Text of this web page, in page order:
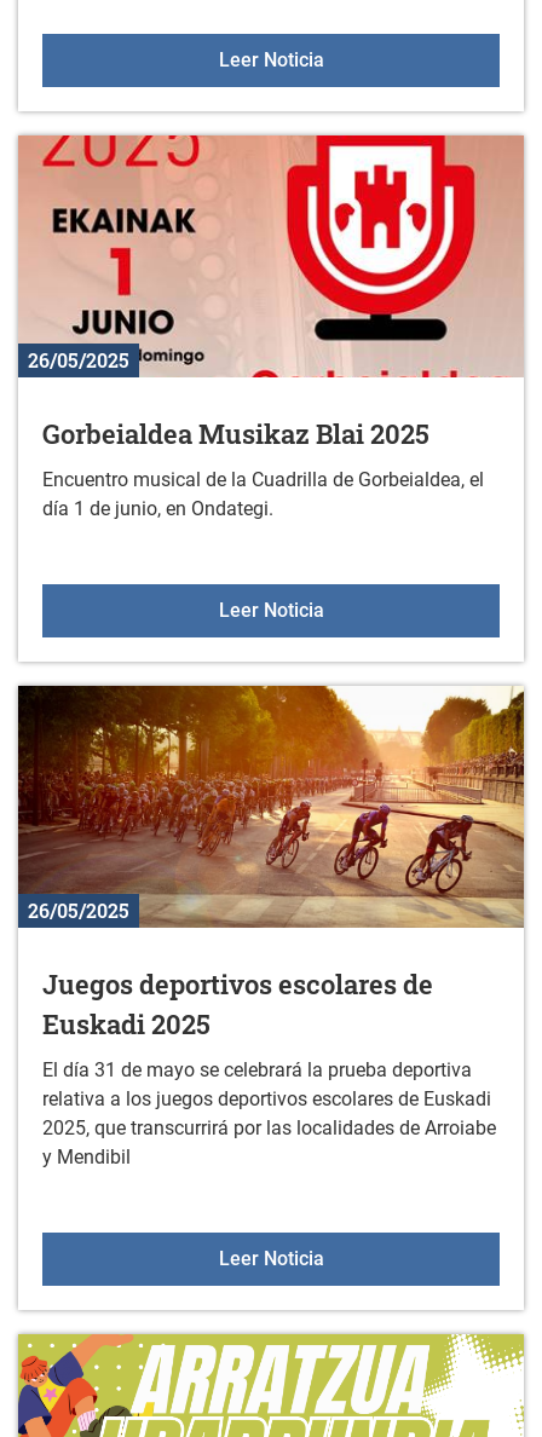
Leer NoticiaSesiones de orientación
26/05/2025
Gorbeialdea Musikaz Blai 2025
Encuentro musical de la Cuadrilla de Gorbeialdea, el
día 1 de junio, en Ondategi.
Leer NoticiaGorbeialdea Musikaz
26/05/2025
Juegos deportivos escolares de
Euskadi 2025
El día 31 de mayo se celebrará la prueba deportiva
relativa a los juegos deportivos escolares de Euskadi
2025, que transcurrirá por las localidades de Arroiabe
y Mendibil
Leer NoticiaJuegos deportivos